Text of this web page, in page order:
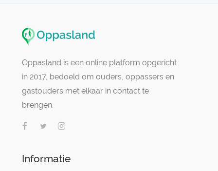
Oppasland is een online platform opgericht
in 2017, bedoeld om ouders, oppassers en
gastouders met elkaar in contact te
brengen.
Informatie